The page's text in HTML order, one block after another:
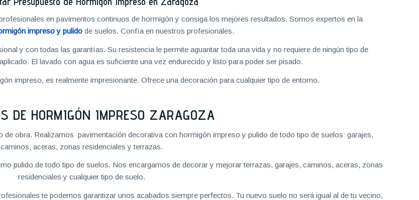
en pavimentos continuos de hormigón y consiga los mejores resultados. Somos expertos en la
impreso y pulidode suelos. Confía en nuestros profesionales.
y con todas las garantías. Su resistencia le permite aguantar toda una vida y no requiere de ningún tipo de
El lavado con agua es suficiente una vez endurecido y listo para poder ser pisado.
impreso, es realmente impresionante. Ofrece una decoración para cualquier tipo de entorno.
DE HORMIGÓN IMPRESO ZARAGOZA
obra. Realizamos pavimentación decorativa con hormigón impreso y pulido de todo tipo de suelos: garajes,
caminos, aceras, zonas residenciales y terrazas.
pulido de todo tipo de suelos. Nos encargamos de decorar y mejorar terrazas, garajes, caminos, aceras, zonas
residenciales y cualquier tipo de suelo.
te podemos garantizar unos acabados siempre perfectos. Tu nuevo suelo no será igual al de tu vecino,